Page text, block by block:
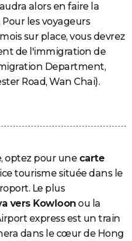
alors en faire la
les voyageurs
sur place, vous devrez
de l'immigration de
Department,
Road, Wan Chai).
optez pour une carte
tourisme située dans le
Le plus
vers Kowloon ou la
express est un train
dans le cœur de Hong